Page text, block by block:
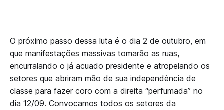
O próximo passo dessa luta é o dia 2 de outubro, em
que manifestações massivas tomarão as ruas,
encurralando o já acuado presidente e atropelando os
setores que abriram mão de sua independência de
classe para fazer coro com a direita “perfumada” no
dia 12/09. Convocamos todos os setores da